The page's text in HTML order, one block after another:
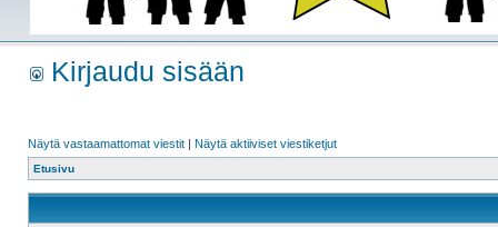
Kirjaudu sisään
Näytä vastaamattomat viestit | Näytä aktiiviset viestiketjut
Etusivu